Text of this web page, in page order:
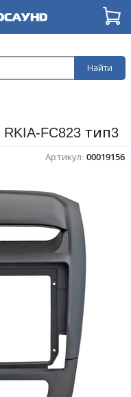
Найти
FC823 тип3
Артикул: 00019156